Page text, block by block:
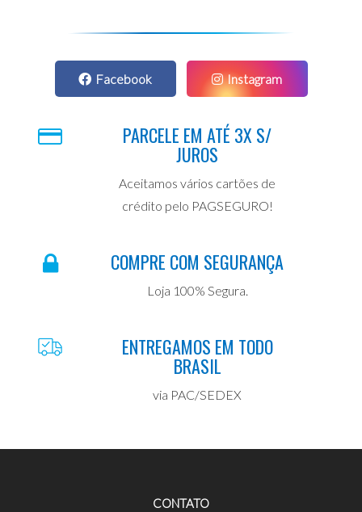
Facebook Instagram
PARCELE EM ATÉ 3X S/
JUROS
Aceitamos vários cartões de
crédito pelo PAGSEGURO!
COMPRE COM SEGURANÇA
Loja 100% Segura.
ENTREGAMOS EM TODO
BRASIL
via PAC/SEDEX
CONTATO